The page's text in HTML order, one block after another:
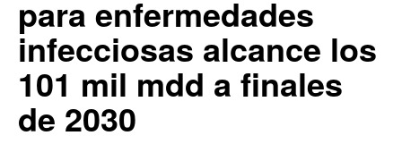
para enfermedades
infecciosas alcance los
101 mil mdd a finales
de 2030